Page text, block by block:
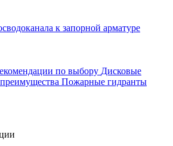
к запорной арматуре
по выбору Дисковые
Пожарные гидранты